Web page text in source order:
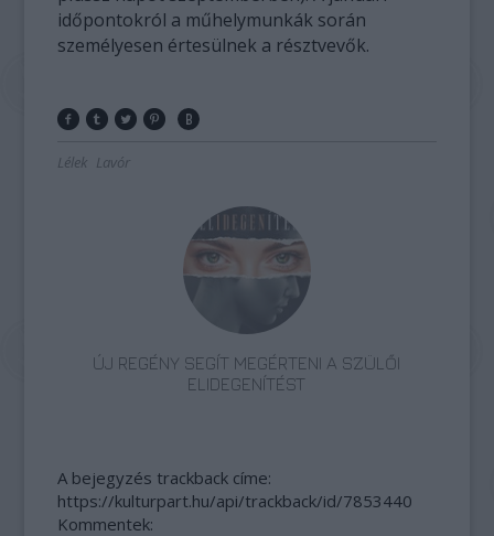
időpontokról a műhelymunkák során
személyesen értesülnek a résztvevők.
Lélek Lavór
ÚJ REGÉNY SEGÍT MEGÉRTENI A SZÜLŐI
ELIDEGENÍTÉST
A bejegyzés trackback címe:
https://kulturpart.hu/api/trackback/id/7853440
Kommentek: